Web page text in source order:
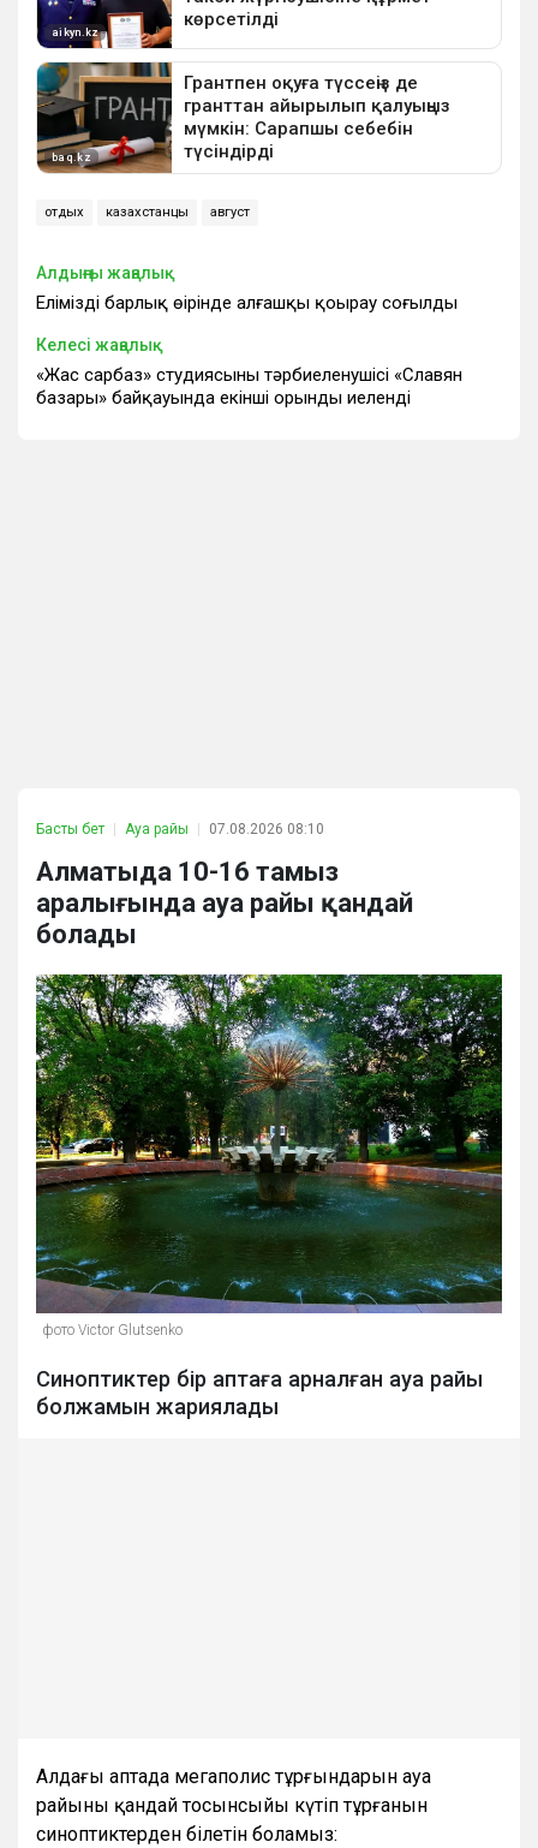
отдых казахстанцы август
Алдыңғы жаңалық
Еліміздің барлық өңірінде алғашқы қоңырау соғылды
Келесі жаңалық
«Жас сарбаз» студиясының тәрбиеленушісі «Славян
базары» байқауында екінші орынды иеленді
Басты бет Ауа райы 07.08.2026 08:10
Алматыда 10-16 тамыз
аралығында ауа райы қандай
болады
фото Victor Glutsenko
Синоптиктер бір аптаға арналған ауа райы
болжамын жариялады
Алдағы аптада мегаполис тұрғындарын ауа
райының қандай тосынсыйы күтіп тұрғанын
синоптиктерден білетін боламыз: